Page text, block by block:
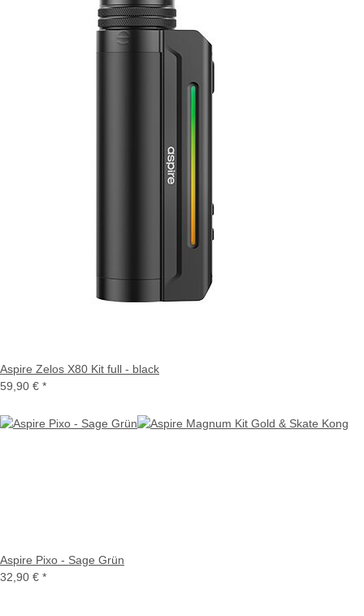
Aspire Zelos X80 Kit full - black
59,90 € *
Aspire Pixo - Sage Grün
32,90 € *